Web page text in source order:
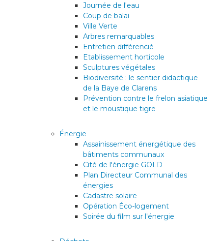
Journée de l'eau
Coup de balai
Ville Verte
Arbres remarquables
Entretien différencié
Etablissement horticole
Sculptures végétales
Biodiversité : le sentier didactique
de la Baye de Clarens
Prévention contre le frelon asiatique
et le moustique tigre
Énergie
Assainissement énergétique des
bâtiments communaux
Cité de l'énergie GOLD
Plan Directeur Communal des
énergies
Cadastre solaire
Opération Éco-logement
Soirée du film sur l'énergie